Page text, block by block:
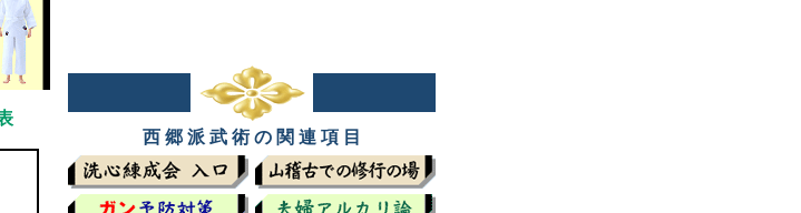
西 郷 派 武 術 の 関 連 項 目